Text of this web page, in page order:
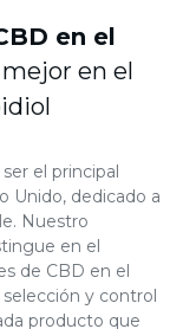
en el
en el
el principal
Unido, dedicado a
Nuestro
en el
de CBD en el
y control
producto que